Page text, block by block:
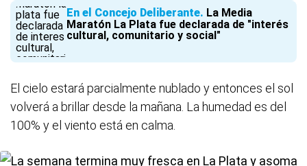
En el Concejo Deliberante La Media
Maratón La Plata fue declarada de "interés
cultural, comunitario y social"
El cielo estará parcialmente nublado y entonces el sol
volverá a brillar desde la mañana. La humedad es del
100% y el viento está en calma.